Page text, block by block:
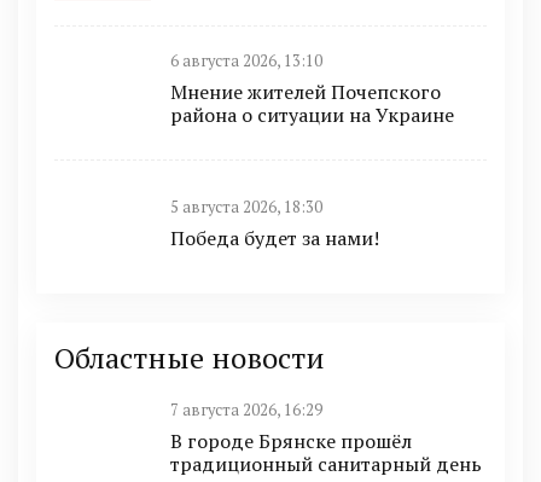
6 августа 2026, 13:10
Мнение жителей Почепского
района о ситуации на Украине
5 августа 2026, 18:30
Победа будет за нами!
Областные новости
7 августа 2026, 16:29
В городе Брянске прошёл
традиционный санитарный день